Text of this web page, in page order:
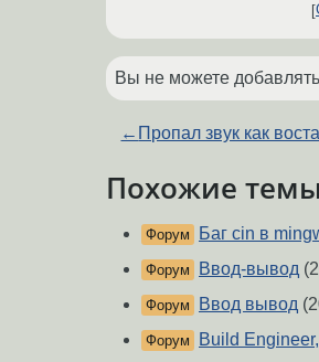
Вы не можете
← Пропал звук как
Похожие темы
Форум Баг cin в
Форум Ввод-вывод
Форум Ввод вывод
Форум Build